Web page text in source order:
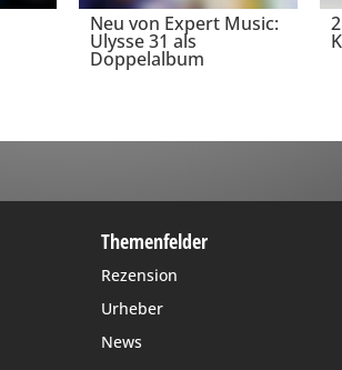
Neu von Expert Music:
Ulysse 31 als
Doppelalbum
Themenfelder
Rezension
Urheber
News